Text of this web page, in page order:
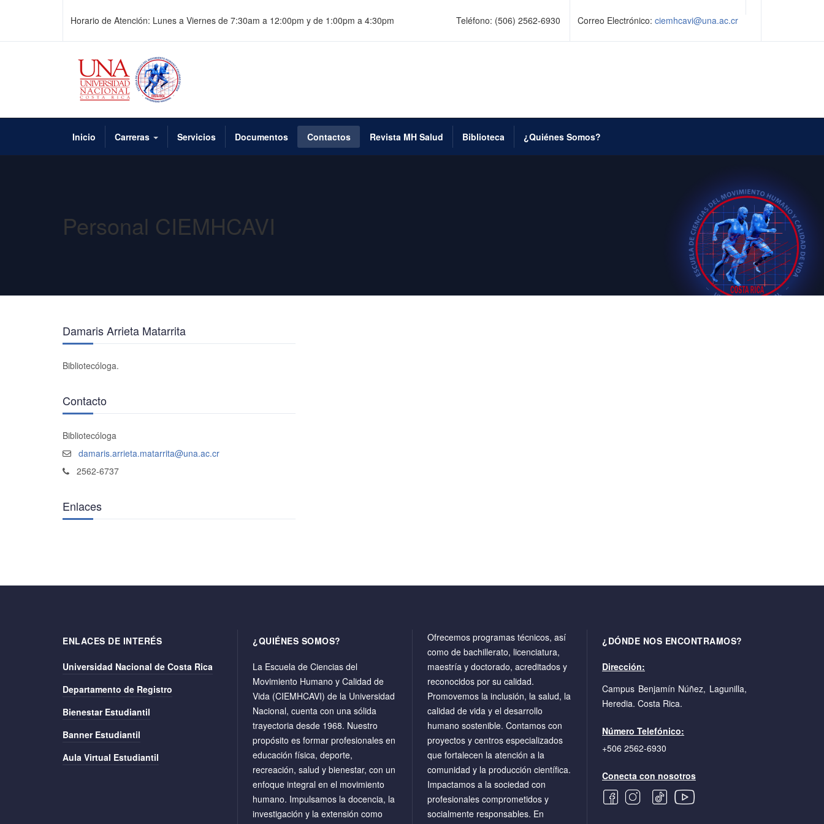
Horario de Atención: Lunes a Viernes de 7:30am a 12:00pm y de 1:00pm a 4:30pm Teléfono: (506) 2562-6930 Correo Electrónico: ciemhcavi@una.ac.cr
Inicio Carreras Servicios Documentos Contactos Revista MH Salud Biblioteca ¿Quiénes Somos?
Personal CIEMHCAVI
Damaris Arrieta Matarrita
Bibliotecóloga.
Contacto
Bibliotecóloga
damaris.arrieta.matarrita@una.ac.cr
2562-6737
Enlaces
ENLACES DE INTERÉS
Universidad Nacional de Costa Rica
Departamento de Registro
Bienestar Estudiantil
Banner Estudiantil
Aula Virtual Estudiantil
¿QUIÉNES SOMOS?
La Escuela de Ciencias del
Movimiento Humano y Calidad de
Vida (CIEMHCAVI) de la Universidad
Nacional, cuenta con una sólida
trayectoria desde 1968. Nuestro
propósito es formar profesionales en
educación física, deporte,
recreación, salud y bienestar, con un
enfoque integral en el movimiento
humano. Impulsamos la docencia, la
investigación y la extensión como
Ofrecemos programas técnicos, así
como de bachillerato, licenciatura,
maestría y doctorado, acreditados y
reconocidos por su calidad.
Promovemos la inclusión, la salud, la
calidad de vida y el desarrollo
humano sostenible. Contamos con
proyectos y centros especializados
que fortalecen la atención a la
comunidad y la producción científica.
Impactamos a la sociedad con
profesionales comprometidos y
socialmente responsables. En
¿DÓNDE NOS ENCONTRAMOS?
Dirección:
Campus Benjamín Núñez, Lagunilla,
Heredia. Costa Rica.
Número Telefónico:
+506 2562-6930
Conecta con nosotros